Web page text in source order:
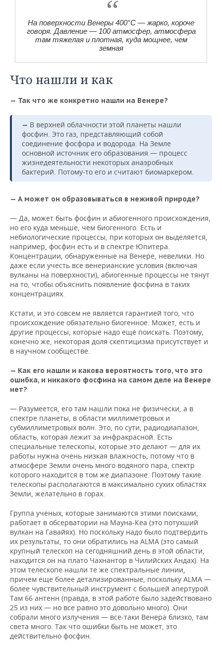
На поверхности Венеры 400°C — жарко, короче
говоря. Давление — 100 атмосфер, атмосфера
там тяжелая и плотная, куда мощнее, чем
земная
Что нашли и как
— Так что же конкретно нашли на Венере?
— В верхней облачности этой планеты нашли
фосфин. Это газ, представляющий собой
соединение фосфора и водорода. На Земле
основной источник его образования — процесс
жизнедеятельности некоторых анаэробных
бактерий. Потому-то его и считают биомаркером.
— А может он образовываться в неживой природе?
— Да, может быть фосфин и абиогенного происхождения,
но его куда меньше, чем биогенного. Есть и
небиологические процессы, при которых он выделяется,
например, фосфин есть и в спектре Юпитера.
Концентрации, обнаруженные на Венере, невелики. Но
даже если учесть все венерианские условия (включая
вулканы на поверхности), абиогенные процессы не тянут
на то, чтобы объяснить появление фосфина в таких
концентрациях.
Кстати, и это совсем не является гарантией того, что
происхождение обязательно биогенное. Может, есть и
другие процессы, которые надо еще поискать. Поэтому,
конечно же, некоторая доля скептицизма присутствует и
в научном сообществе.
— Как его нашли и какова вероятность того, что это
ошибка, и никакого фосфина на самом деле на Венере
нет?
— Разумеется, его там нашли пока не физически, а в
спектре планеты, в области миллиметровых и
субмиллиметровых волн. Это, по сути, радиодиапазон,
область, которая лежит за инфракрасной. Есть
специальные телескопы, которые это делают — для их
работы нужна очень низкая влажность, потому что в
атмосфере Земли очень много водяного пара, спектр
которого находится в том же диапазоне. Поэтому такие
телескопы располагаются в максимально сухих областях
Земли, желательно в горах.
Группа ученых, которые занимаются этими поисками,
работает в обсерватории на Мауна-Кеа (это потухший
вулкан на Гавайях). Но поскольку надо было подтвердить
их результаты, то они обратились на ALMA (это самый
крупный телескоп на сегодняшний день в этой области,
находится он на плато Чахнантор в Чилийских Андах). На
этом телескопе нашли те же спектральные линии,
причем еще более детализированные, поскольку ALMA —
более чувствительный инструмент с большей апертурой.
Там 66 антенн (правда, в этой работе было задействовано
25 из них — но все равно это довольно много). Они
собрали много излучения — все-таки Венера близко, там
света много. Так что ошибки быть не может, это
действительно фосфин.